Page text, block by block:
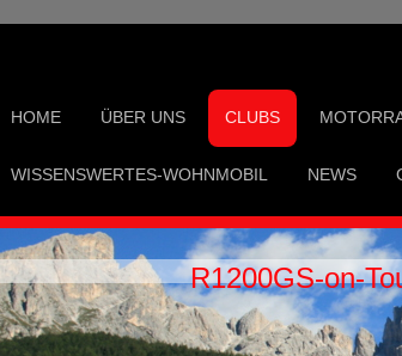
HOME ÜBER UNS CLUBS
WISSENSWERTES-WOHNMOBIL NEWS
R1200GS-on-